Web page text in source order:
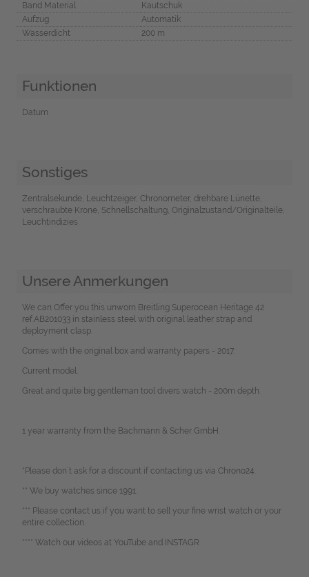
Band Material
Kautschuk
Aufzug
Automatik
Wasserdicht
200 m
Funktionen
Datum
Sonstiges
Zentralsekunde, Leuchtzeiger, Chronometer, drehbare Lünette,
verschraubte Krone, Schnellschaltung, Originalzustand/Originalteile,
Leuchtindizies
Unsere Anmerkungen
We can Offer you this unworn Breitling Superocean Heritage 42
ref.AB201033 in stainless steel with original leather strap and
deployment clasp.
Comes with the original box and warranty papers - 2017.
Current model.
Great and quite big gentleman tool divers watch - 200m depth.
1 year warranty from the Bachmann & Scher GmbH.
*Please don`t ask for a discount if contacting us via Chrono24.
** We buy watches since 1991.
*** Please contact us if you want to sell your fine wrist watch or your
entire collection.
**** Watch our videos at YouTube and INSTAGR